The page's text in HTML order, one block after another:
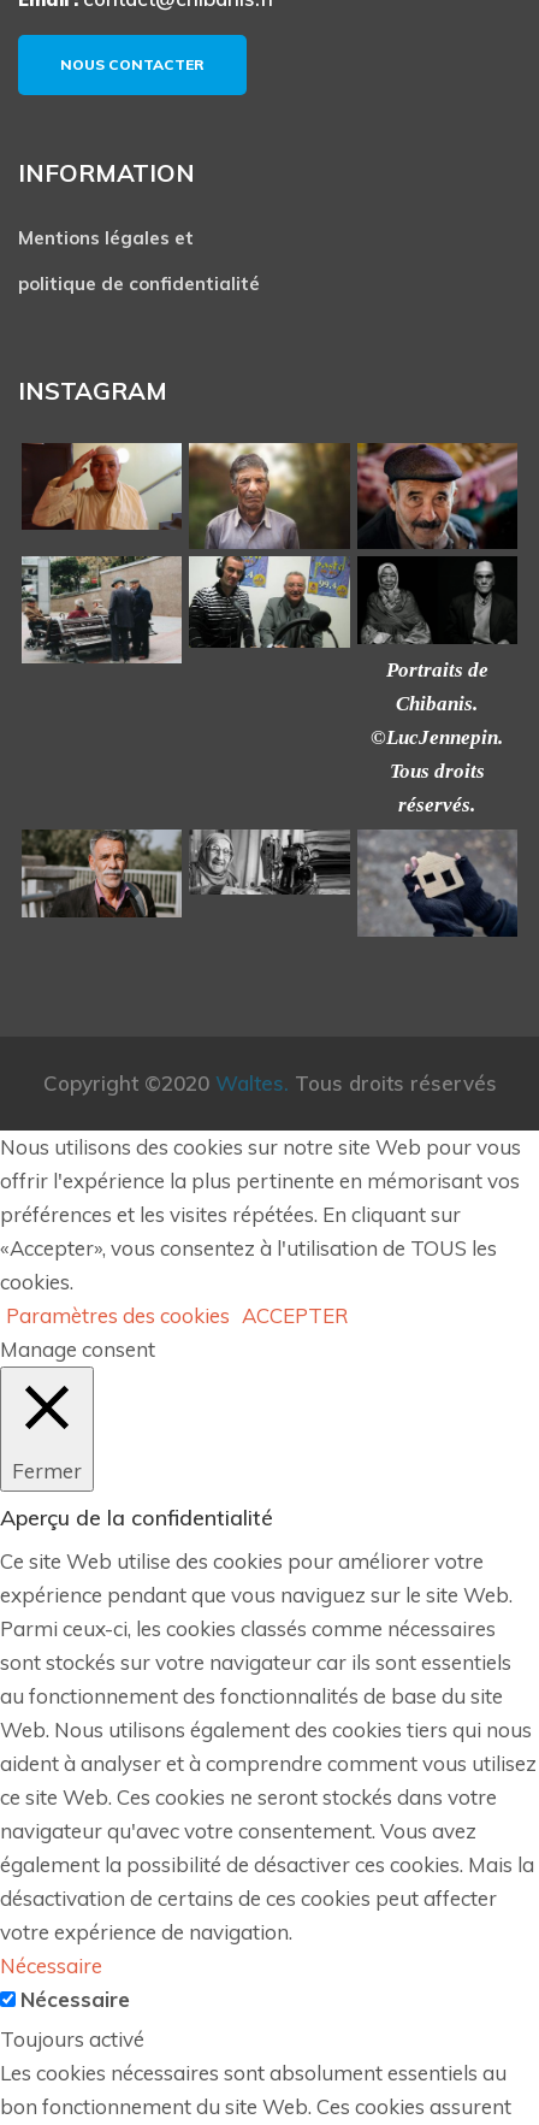
NOUS CONTACTER
INFORMATION
Mentions légales et
politique de confidentialité
INSTAGRAM
Portraits de
Chibanis.
©LucJennepin.
Tous droits
réservés.
Copyright ©2020 Waltes. Tous droits réservés
Nous utilisons des cookies sur notre site Web pour vous
offrir l'expérience la plus pertinente en mémorisant vos
préférences et les visites répétées. En cliquant sur
«Accepter», vous consentez à l'utilisation de TOUS les
cookies.
Paramètres des cookies ACCEPTER
Manage consent
Fermer
Aperçu de la confidentialité
Ce site Web utilise des cookies pour améliorer votre
expérience pendant que vous naviguez sur le site Web.
Parmi ceux-ci, les cookies classés comme nécessaires
sont stockés sur votre navigateur car ils sont essentiels
au fonctionnement des fonctionnalités de base du site
Web. Nous utilisons également des cookies tiers qui nous
aident à analyser et à comprendre comment vous utilisez
ce site Web. Ces cookies ne seront stockés dans votre
navigateur qu'avec votre consentement. Vous avez
également la possibilité de désactiver ces cookies. Mais la
désactivation de certains de ces cookies peut affecter
votre expérience de navigation.
Nécessaire
Nécessaire
Toujours activé
Les cookies nécessaires sont absolument essentiels au
bon fonctionnement du site Web. Ces cookies assurent